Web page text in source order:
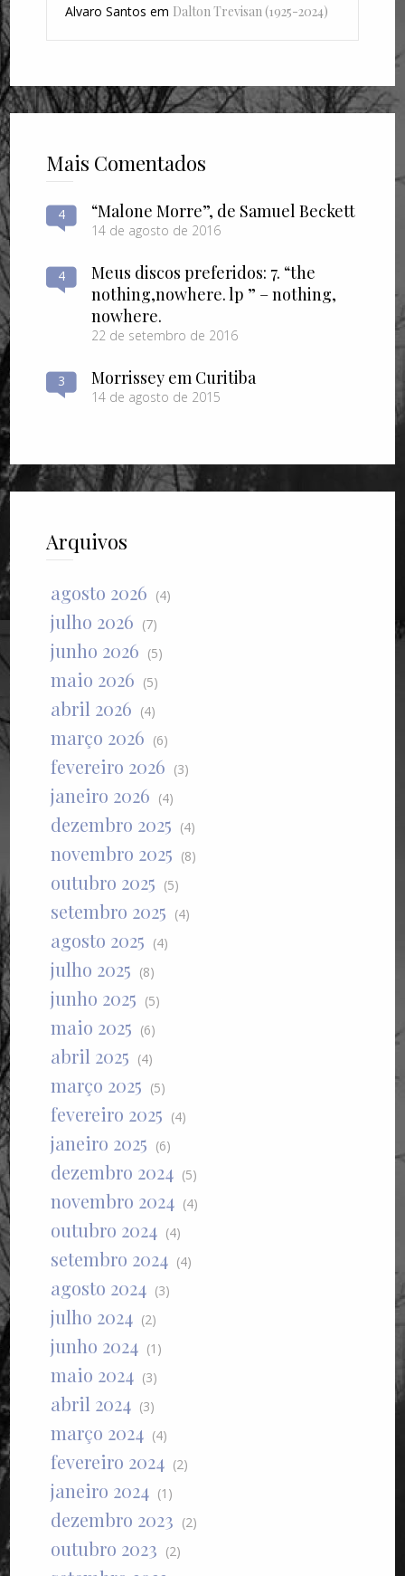
Alvaro Santos em Dalton Trevisan (1925-2024)
Mais Comentados
4 “Malone Morre”, de Samuel Beckett
14 de agosto de 2016
4
Meus discos preferidos: 7. “the
nothing​,​nowhere. lp ” – nothing​,​
nowhere.
22 de setembro de 2016
3 Morrissey em Curitiba
14 de agosto de 2015
Arquivos
agosto 2026 (4)
julho 2026 (7)
junho 2026 (5)
maio 2026 (5)
abril 2026 (4)
março 2026 (6)
fevereiro 2026 (3)
janeiro 2026 (4)
dezembro 2025 (4)
novembro 2025 (8)
outubro 2025 (5)
setembro 2025 (4)
agosto 2025 (4)
julho 2025 (8)
junho 2025 (5)
maio 2025 (6)
abril 2025 (4)
março 2025 (5)
fevereiro 2025 (4)
janeiro 2025 (6)
dezembro 2024 (5)
novembro 2024 (4)
outubro 2024 (4)
setembro 2024 (4)
agosto 2024 (3)
julho 2024 (2)
junho 2024 (1)
maio 2024 (3)
abril 2024 (3)
março 2024 (4)
fevereiro 2024 (2)
janeiro 2024 (1)
dezembro 2023 (2)
outubro 2023 (2)